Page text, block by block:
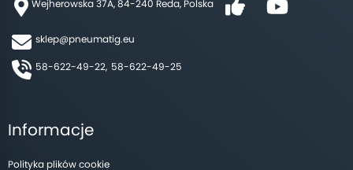
Wejherowska 37A, 84-240 Reda, Polska
sklep@pneumatig.eu
58-622-49-22, 58-622-49-25
Informacje
Polityka plików cookie